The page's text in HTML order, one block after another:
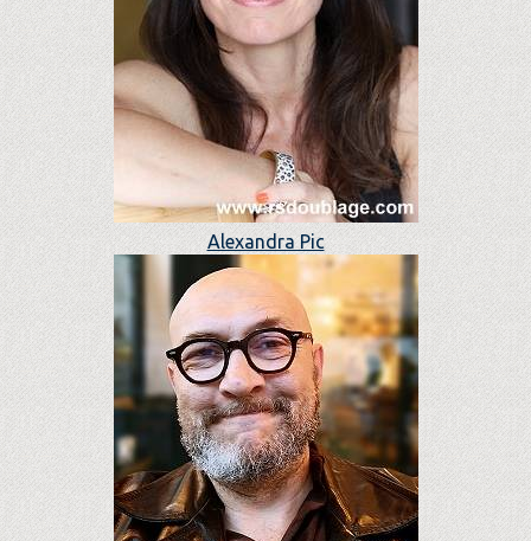
Alexandra Pic